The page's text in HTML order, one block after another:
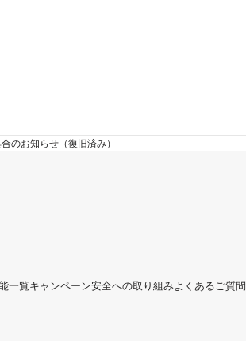
のお知らせ（復旧済み）
一覧キャンペーン安全への取り組みよくあるご質問